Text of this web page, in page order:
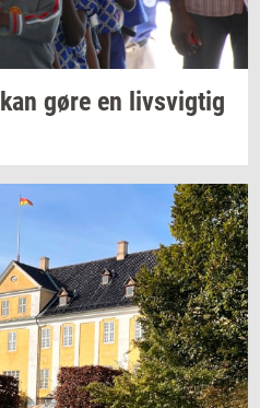
kan gøre en livsvig­tig